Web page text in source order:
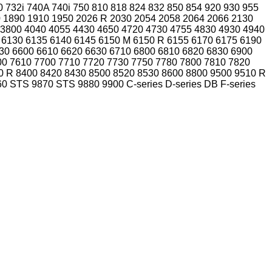
732i 740A 740i 750 810 818 824 832 850 854 920 930 955
1890 1910 1950 2026 R 2030 2054 2058 2064 2066 2130
3800 4040 4055 4430 4650 4720 4730 4755 4830 4930 4940
6130 6135 6140 6145 6150 M 6150 R 6155 6170 6175 6190
6600 6610 6620 6630 6710 6800 6810 6820 6830 6900
7610 7700 7710 7720 7730 7750 7780 7800 7810 7820
R 8400 8420 8430 8500 8520 8530 8600 8800 9500 9510 R
STS 9870 STS 9880 9900 C-series D-series DB F-series